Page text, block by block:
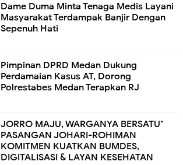
Dame Duma Minta Tenaga Medis Layani
Masyarakat Terdampak Banjir Dengan
Sepenuh Hati
Pimpinan DPRD Medan Dukung
Perdamaian Kasus AT, Dorong
Polrestabes Medan Terapkan RJ
JORRO MAJU, WARGANYA BERSATU"
PASANGAN JOHARI-ROHIMAN
KOMITMEN KUATKAN BUMDES,
DIGITALISASI & LAYAN KESEHATAN